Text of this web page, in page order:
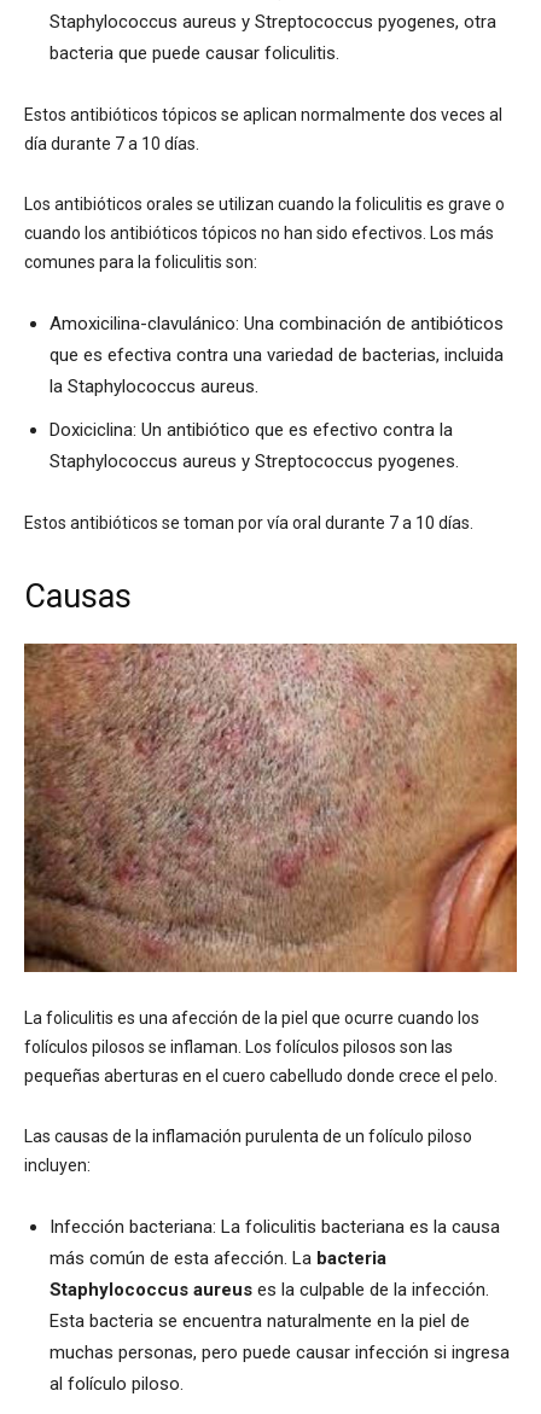
Staphylococcus aureus y Streptococcus pyogenes, otra
bacteria que puede causar foliculitis.
Estos antibióticos tópicos se aplican normalmente dos veces al
día durante 7 a 10 días.
Los antibióticos orales se utilizan cuando la foliculitis es grave o
cuando los antibióticos tópicos no han sido efectivos. Los más
comunes para la foliculitis son:
Amoxicilina-clavulánico: Una combinación de antibióticos
que es efectiva contra una variedad de bacterias, incluida
la Staphylococcus aureus.
Doxiciclina: Un antibiótico que es efectivo contra la
Staphylococcus aureus y Streptococcus pyogenes.
Estos antibióticos se toman por vía oral durante 7 a 10 días.
Causas
La foliculitis es una afección de la piel que ocurre cuando los
folículos pilosos se inflaman. Los folículos pilosos son las
pequeñas aberturas en el cuero cabelludo donde crece el pelo.
Las causas de la inflamación purulenta de un folículo piloso
incluyen:
Infección bacteriana: La foliculitis bacteriana es la causa
más común de esta afección. La bacteria
Staphylococcus aureus es la culpable de la infección.
Esta bacteria se encuentra naturalmente en la piel de
muchas personas, pero puede causar infección si ingresa
al folículo piloso.